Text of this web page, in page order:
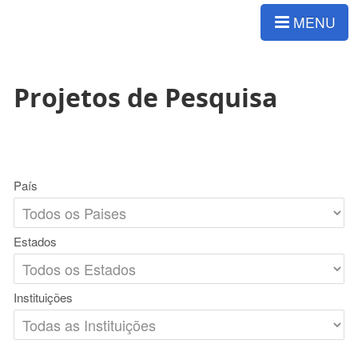
MENU
Projetos de Pesquisa
País
Estados
Instituições